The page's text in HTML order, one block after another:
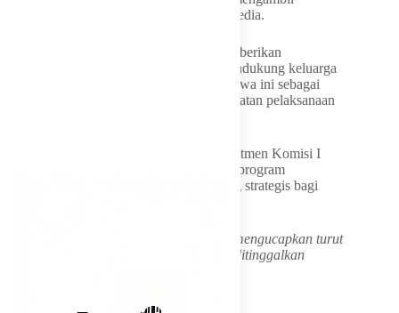
kesimpulan sebelum seluruh informasi tersedia.
Fokus saat ini, menurut Dave, adalah memberikan
penghormatan kepada para almarhum, mendukung keluarga
yang ditinggalkan, serta menjadikan peristiwa ini sebagai
bahan evaluasi untuk perbaikan dan penguatan pelaksanaan
Pernyataan ini sekaligus menegaskan komitmen Komisi I
DPR RI untuk terus mendukung program-program
pengembangan sumber daya manusia yang strategis bagi
Keluarga Besar LKI DPP Partai Golkar mengucapkan turut
berbelasungkawa semoga keluarga yang ditinggalkan